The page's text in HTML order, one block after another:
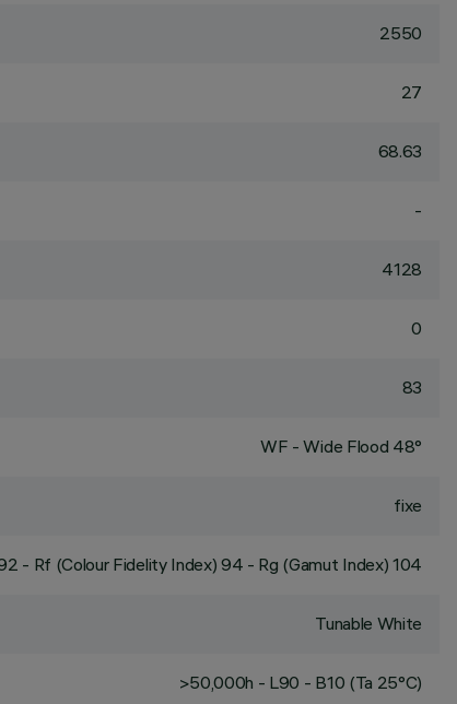
2550
27
68.63
-
4128
0
83
WF - Wide Flood 48°
fixe
- Rf (Colour Fidelity Index) 94 - Rg (Gamut Index) 104
Tunable White
>50,000h - L90 - B10 (Ta 25°C)